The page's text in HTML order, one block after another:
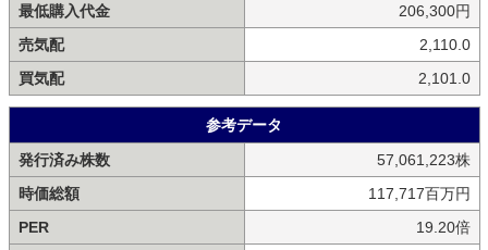
最低購入代金
206,300円
売気配
2,110.0
買気配
2,101.0
参考データ
発行済み株数
57,061,223株
時価総額
117,717百万円
PER
19.20倍